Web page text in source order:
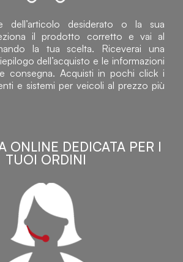
dell’articolo desiderato o la sua
il prodotto corretto e vai al
la tua scelta. Riceverai una
dell’acquisto e le informazioni
consegna. Acquisti in pochi click i
e sistemi per veicoli al prezzo più
ONLINE DEDICATA PER I
TUOI ORDINI